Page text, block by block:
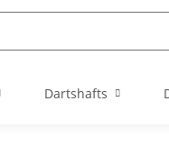
Dartshafts